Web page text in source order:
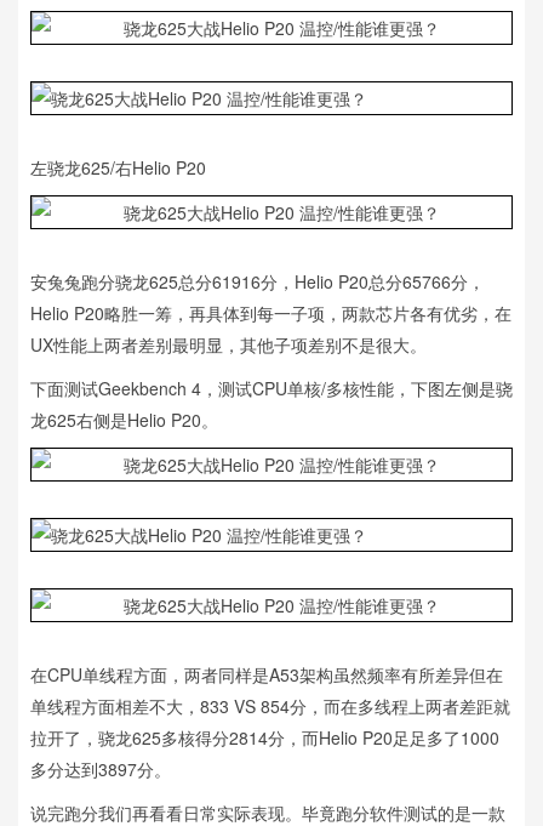
左骁龙625/右Helio P20
安兔兔跑分骁龙625总分61916分，Helio P20总分65766分，
Helio P20略胜一筹，再具体到每一子项，两款芯片各有优劣，在
UX性能上两者差别最明显，其他子项差别不是很大。
下面测试Geekbench 4，测试CPU单核/多核性能，下图左侧是骁
龙625右侧是Helio P20。
在CPU单线程方面，两者同样是A53架构虽然频率有所差异但在
单线程方面相差不大，833 VS 854分，而在多线程上两者差距就
拉开了，骁龙625多核得分2814分，而Helio P20足足多了1000
多分达到3897分。
说完跑分我们再看看日常实际表现。毕竟跑分软件测试的是一款